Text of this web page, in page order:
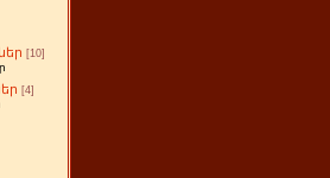
[10]
[4]